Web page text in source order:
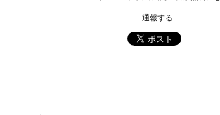
通報する